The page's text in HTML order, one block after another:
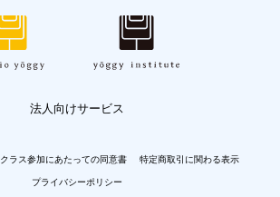
法人向けサービス
クラス参加にあたっての同意書 特定商取引に関わる表示
プライバシーポリシー